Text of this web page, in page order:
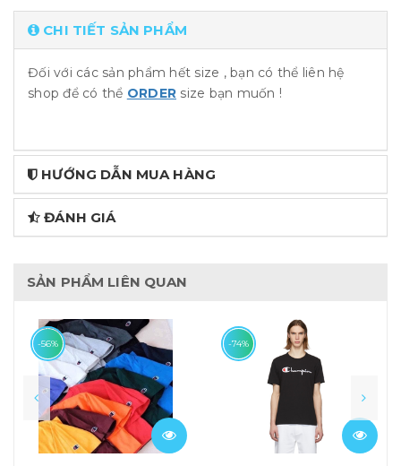
CHI TIẾT SẢN PHẨM
Đối với các sản phẩm hết size , bạn có thể liên hệ
shop để có thể ORDER size bạn muốn !
HƯỚNG DẪN MUA HÀNG
ĐÁNH GIÁ
SẢN PHẨM LIÊN QUAN
-56% -74%